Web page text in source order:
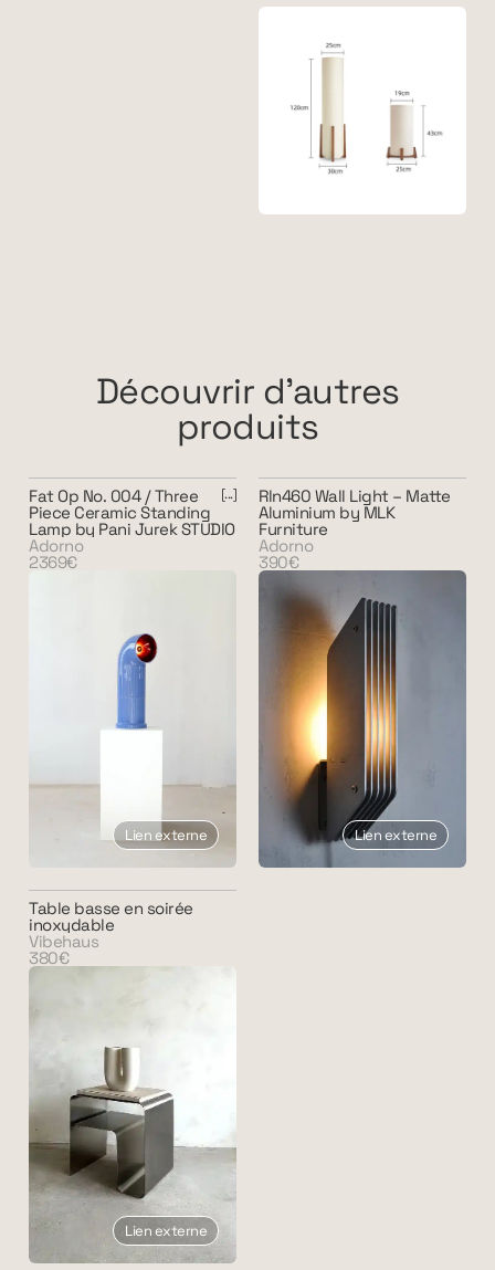
Découvrir d'autres
produits
Fat Op No. 004 / Three
Piece Ceramic Standing
Lamp by Pani Jurek STUDIO
Adorno
2369€
Lien externe
Rln460 Wall Light – Matte
Aluminium by MLK
Furniture
Adorno
390€
Lien externe
Table basse en soirée
inoxydable
Vibehaus
380€
Lien externe